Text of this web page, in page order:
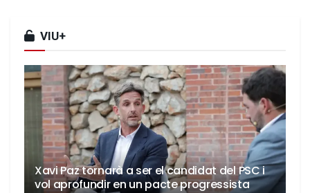
VIU+
Xavi Paz tornarà a ser el candidat del PSC i
vol aprofundir en un pacte progressista